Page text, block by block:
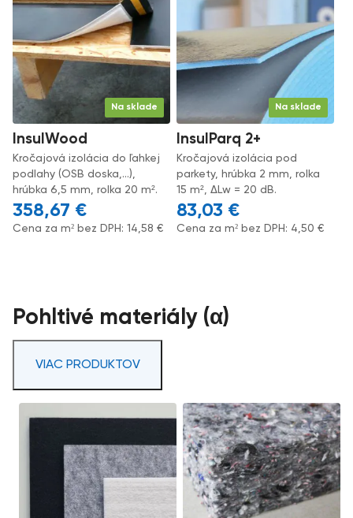
Na sklade
InsulWood
Kročajová izolácia do ľahkej
podlahy (OSB doska,...),
hrúbka 6,5 mm, rolka 20 m².
358,67 €
Cena za m² bez DPH: 14,58 €
Na sklade
InsulParq 2+
Kročajová izolácia pod
parkety, hrúbka 2 mm, rolka
15 m², ΔLw = 20 dB.
83,03 €
Cena za m² bez DPH: 4,50 €
Pohltivé materiály (α)
VIAC PRODUKTOV